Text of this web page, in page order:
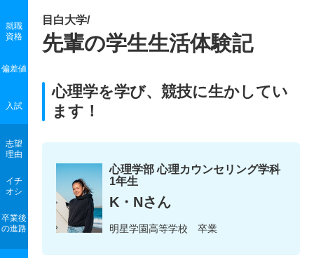
就職
資格
偏差値
入試
志望
理由
イチ
オシ
卒業後
の進路
目白大学/
先輩の学生生活体験記
心理学を学び、競技に生かしてい
ます！
心理学部 心理カウンセリング学科
1年生
K・Nさん
明星学園高等学校 卒業